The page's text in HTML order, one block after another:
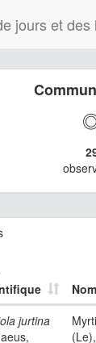
jours et
jurtina